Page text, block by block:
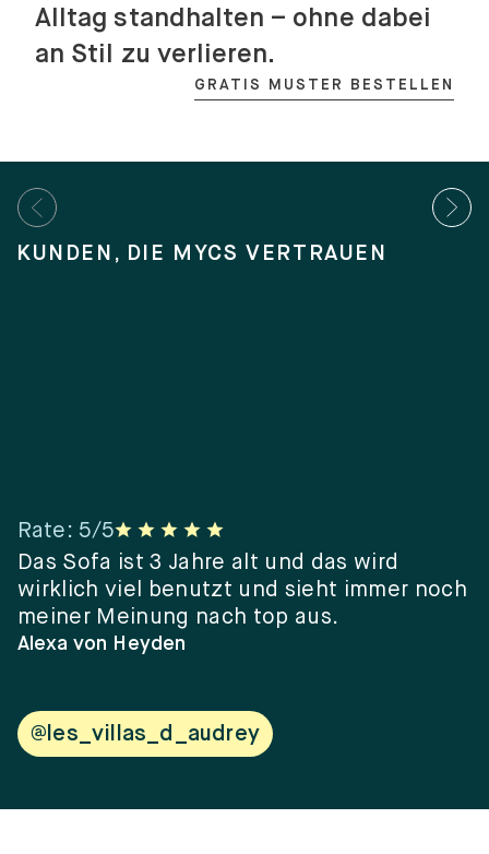
Alltag standhalten – ohne dabei
an Stil zu verlieren.
GRATIS MUSTER BESTELLEN
KUNDEN, DIE MYCS VERTRAUEN
Das Sofa ist 3 Jahre alt und das wird
wirklich viel benutzt und sieht immer noch
meiner Meinung nach top aus.
Alexa von Heyden
Rate: 5/5
@les_villas_d_audrey